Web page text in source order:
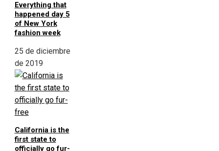
Everything that
happened day 5
of New York
fashion week
25 de diciembre
de 2019
California is the
first state to
officially go fur-